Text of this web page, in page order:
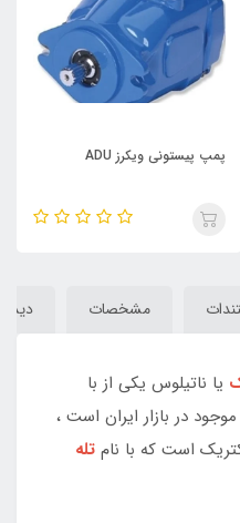
پمپ پیستونی ویکرز ADU
مشخصات
یا ناتیلوس یکی از با
در بازار ایران است ،
است که با نام تله